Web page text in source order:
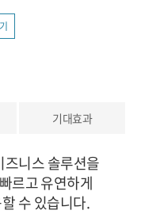
기대효과
니스 솔루션을
르고 유연하게
수 있습니다.